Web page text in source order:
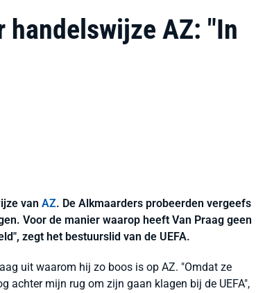
handelswijze AZ: "In
van AZ. De Alkmaarders probeerden vergeefs
Voor de manier waarop heeft Van Praag geen
zegt het bestuurslid van de UEFA.
uit waarom hij zo boos is op AZ. "Omdat ze
achter mijn rug om zijn gaan klagen bij de UEFA",